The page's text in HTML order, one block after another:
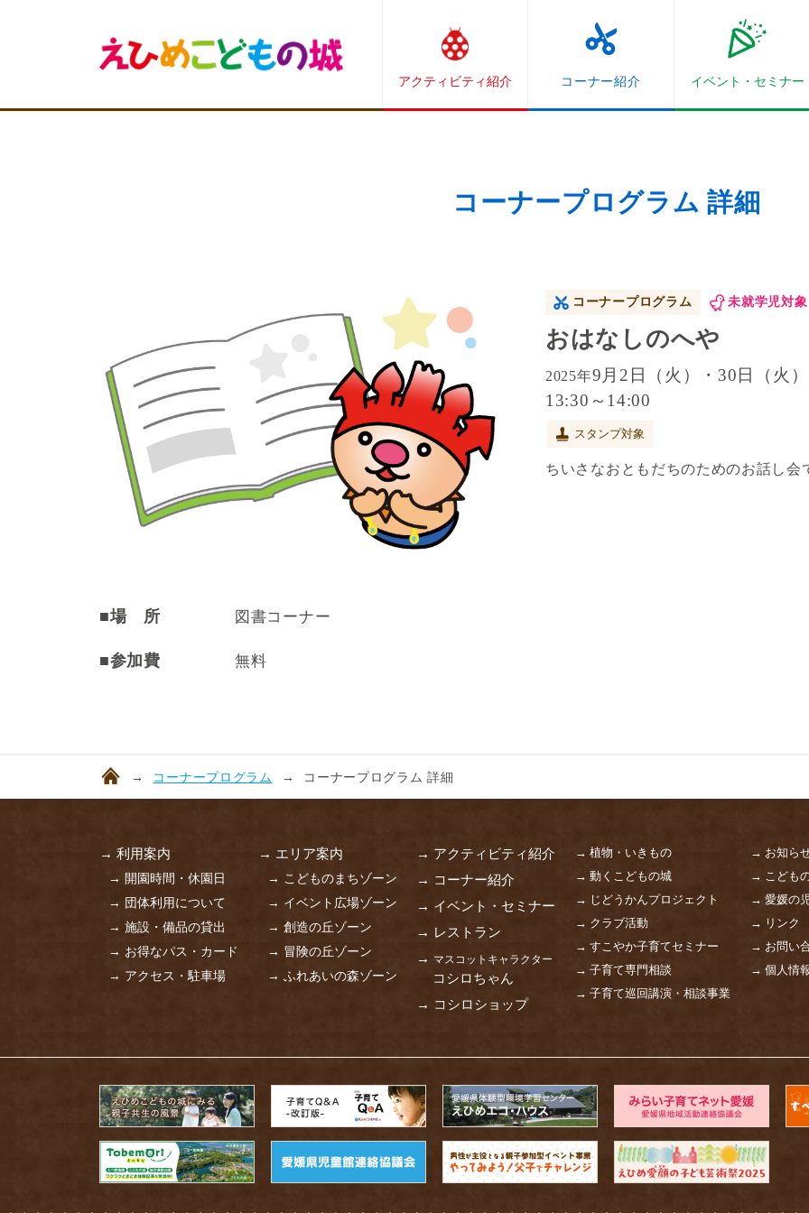
アクティビティ紹介 コーナー紹介 イベント・ セミナー
コーナープログラム 詳細
コーナープログラム 未就学児対象
おはなしのへや
2025年9月2日（火）・30日（火）
13:30～14:00
スタンプ対象
ちいさなおともだちのためのお話し会
■場 所 図書コーナー
■参加費 無料
コーナープログラム コーナープログラム 詳細
→ 利用案内
→ 開園時間・休園日
→ 団体利用について
→ 施設・備品の貸出
→ お得なパス・カード
→ アクセス・駐車場
→ エリア案内
→ こどものまちゾーン
→ イベント広場ゾーン
→ 創造の丘ゾーン
→ 冒険の丘ゾーン
→ ふれあいの森ゾーン
→ アクティビティ紹介
→ コーナー紹介
→ イベント・セミナー
→ レストラン
→ マスコットキャラクター
コシロちゃん
→ コシロショップ
→ 植物・いきもの
→ 動くこどもの城
→ じどうかんプロジェクト
→ クラブ活動
→ すこやか子育てセミナー
→ 子育て専門相談
→ 子育て巡回講演・相談事業
→ お知ら
→ こども
→ 愛媛の
→ リンク
→ お問い
→ 個人情